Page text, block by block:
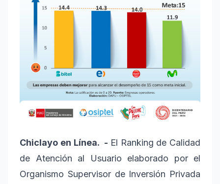
Chiclayo en Línea. - El Ranking de Calidad
de Atención al Usuario elaborado por el
Organismo Supervisor de Inversión Privada